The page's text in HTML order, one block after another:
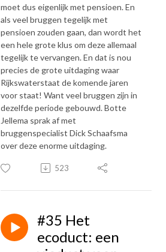
moet dus eigenlijk met pensioen. En
als veel bruggen tegelijk met
pensioen zouden gaan, dan wordt het
een hele grote klus om deze allemaal
tegelijk te vervangen. En dat is nou
precies de grote uitdaging waar
Rijkswaterstaat de komende jaren
voor staat! Want veel bruggen zijn in
dezelfde periode gebouwd. Botte
Jellema sprak af met
bruggenspecialist Dick Schaafsma
over deze enorme uitdaging.
523
#35 Het
ecoduct: een